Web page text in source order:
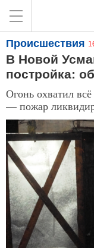
Происшествия
В Новой
постройка:
Огонь охватил
— пожар